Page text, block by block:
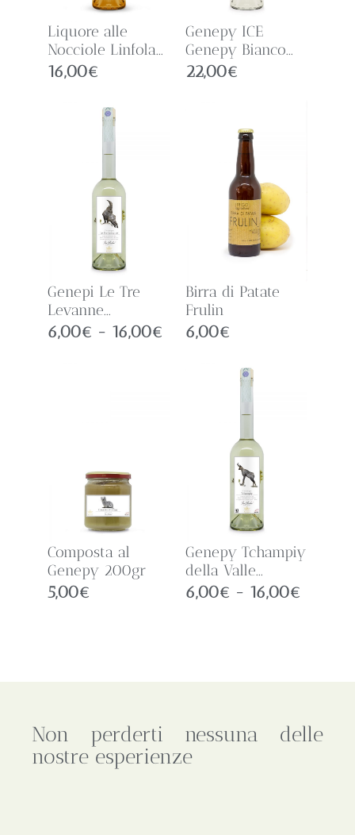
Liquore alle
Nocciole Linfola...
16,00€
Genepy ICE
Genepy Bianco...
22,00€
Genepi Le Tre
Levanne...
6,00€ - 16,00€
Birra di Patate
Frulin
6,00€
Composta al
Genepy 200gr
5,00€
Genepy Tchampiy
della Valle...
6,00€ - 16,00€
Non perderti nessuna delle
nostre esperienze